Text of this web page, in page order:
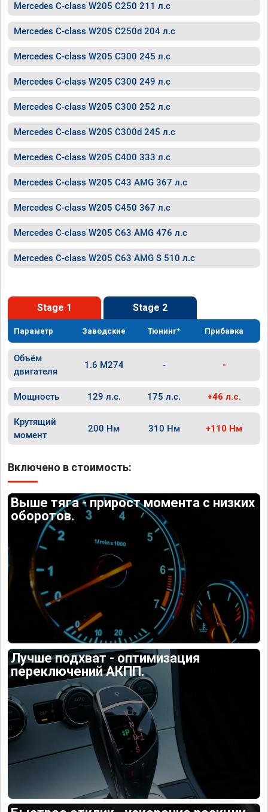
Mercedes C-class W205 C250 211 л.с
Mercedes C-class W205 C250d 204 л.с
Mercedes C-class W205 C300 245 л.с
Mercedes C-class W205 C300 249 л.с
Mercedes C-class W205 C300 252 л.с
Mercedes C-class W205 C300d 245 л.с
Mercedes C-class W205 C400 333 л.с
Mercedes C-class W205 C43 AMG 367 л.с
Mercedes C-class W205 C450 367 л.с
Mercedes C-class W205 C63 AMG 476 л.с
Mercedes C-class W205 C63 AMG S 510 л.с
Stage 1 Stage 2
Параметр Заводские Тюнинг* Прибавка
Объём
двигателя
1.6 M274 - -
Мощность 129 л.с. 175 л.с. +46 л.с.
Крутящий
момент
200 Нм 310 Нм +110 Нм
Включено в стоимость:
Выше тяга - прирост момента с низких
оборотов.
Лучше подхват - оптимизация
переключений АКПП.